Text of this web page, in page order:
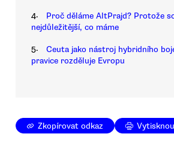
4.
Proč děláme AltPrajd? Protože
nejdůležitější, co máme
5.
Ceuta jako nástroj hybridního
pravice rozděluje Evropu
Zkopírovat odkaz